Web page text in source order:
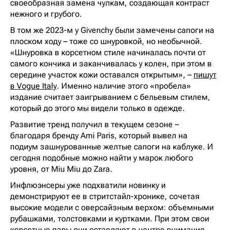
своеобразная замена чулкам, создающая контраст
нежного и грубого.
В том же 2023-м у Givenchy были замечены сапоги на
плоском ходу – тоже со шнуровкой, но необычной.
«Шнуровка в корсетном стиле начиналась почти от
самого кончика и заканчивалась у колен, при этом в
середине участок кожи оставался открытым», – пишут
в Vogue Italy. Именно наличие этого «пробела»
издание считает заигрыванием с бельевым стилем,
который до этого мы видели только в одежде.
Развитие тренд получил в текущем сезоне –
благодаря бренду Ami Paris, который вывел на
подиум зашнурованные желтые сапоги на каблуке. И
сегодня подобные можно найти у марок любого
уровня, от Miu Miu до Zara.
Инфлюэнсеры уже подхватили новинку и
демонстрируют ее в стритстайл-хронике, сочетая
высокие модели с оверсайзным верхом: объемными
рубашками, толстовками и куртками. При этом свои